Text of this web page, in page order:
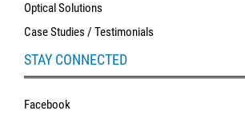
Optical Solutions
Case Studies / Testimonials
STAY CONNECTED
Facebook